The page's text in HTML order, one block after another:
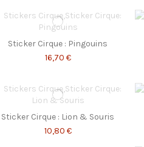
Sticker Cirque : Pingouins
16,70 €
Sticker Cirque : Lion & Souris
10,80 €